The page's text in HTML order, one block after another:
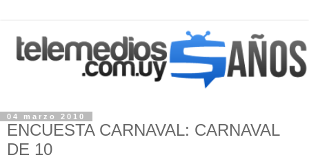
04 marzo 2010
ENCUESTA CARNAVAL: CARNAVAL
DE 10